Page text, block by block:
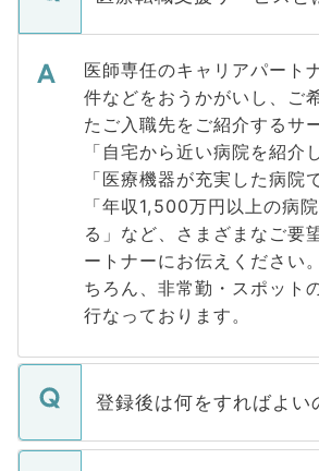
医師専任のキャリアパート
件などをおうかがいし、ご
たご入職先をご紹介するサ
「自宅から近い病院を紹介
「医療機器が充実した病院
「年収1,500万円以上の病
る」など、さまざまなご要
ートナーにお伝えください
ちろん、非常勤・スポット
行なっております。
登録後は何をすればよい
ご登録いただきましたら、